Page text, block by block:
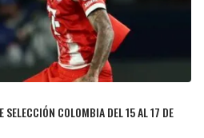
SELECCIÓN COLOMBIA DEL 15 AL 17 DE